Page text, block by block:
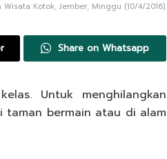
Kotok, Jember, Minggu (10/4/2016).
Share on Whatsapp
Untuk menghilangkan
taman bermain atau di alam